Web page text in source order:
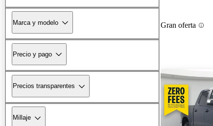
Marca y modelo
Precio y pago
Precios transparentes
Millaje
Gran oferta